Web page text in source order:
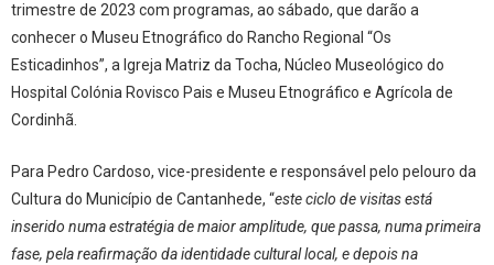
trimestre de 2023 com programas, ao sábado, que darão a
conhecer o Museu Etnográfico do Rancho Regional “Os
Esticadinhos”, a Igreja Matriz da Tocha, Núcleo Museológico do
Hospital Colónia Rovisco Pais e Museu Etnográfico e Agrícola de
Cordinhã.
Para Pedro Cardoso, vice-presidente e responsável pelo pelouro da
Cultura do Município de Cantanhede, “este ciclo de visitas está
inserido numa estratégia de maior amplitude, que passa, numa primeira
fase, pela reafirmação da identidade cultural local, e depois na